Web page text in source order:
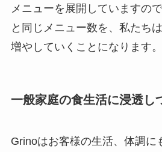
メニューを展開していますの
と同じメニュー数を、私たち
増やしていくことになります。
一般家庭の食生活に浸透し
Grinoはお客様の生活、体調に